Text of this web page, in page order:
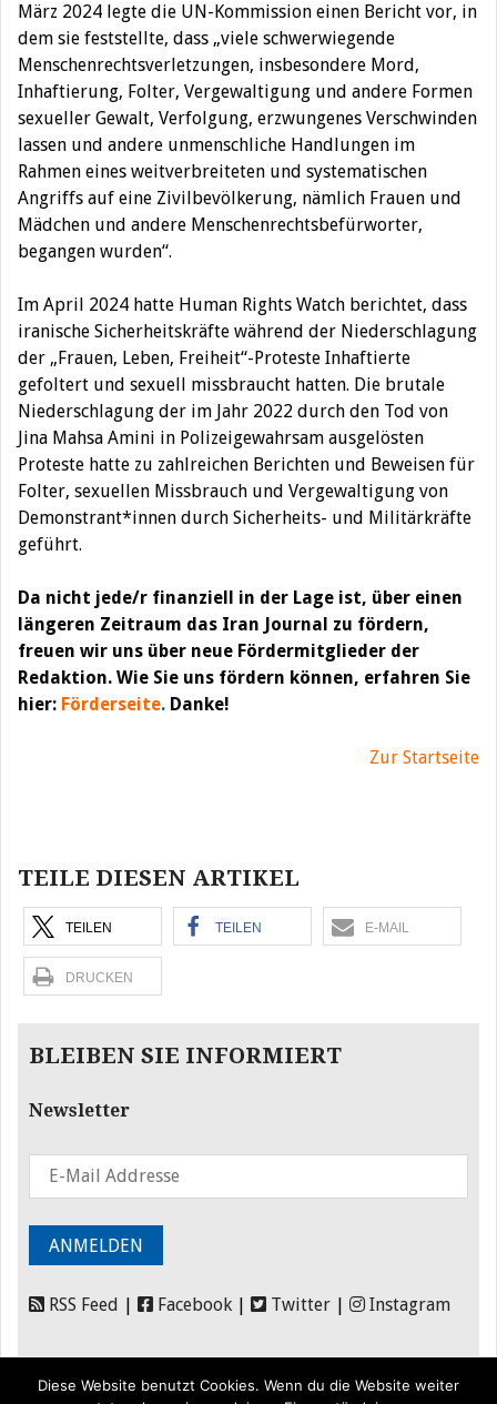
März 2024 legte die UN-Kommission einen Bericht vor, in
dem sie feststellte, dass „viele schwerwiegende
Menschenrechtsverletzungen, insbesondere Mord,
Inhaftierung, Folter, Vergewaltigung und andere Formen
sexueller Gewalt, Verfolgung, erzwungenes Verschwinden
lassen und andere unmenschliche Handlungen im
Rahmen eines weitverbreiteten und systematischen
Angriffs auf eine Zivilbevölkerung, nämlich Frauen und
Mädchen und andere Menschenrechtsbefürworter,
begangen wurden“.
Im April 2024 hatte Human Rights Watch berichtet, dass
iranische Sicherheitskräfte während der Niederschlagung
der „Frauen, Leben, Freiheit“-Proteste Inhaftierte
gefoltert und sexuell missbraucht hatten. Die brutale
Niederschlagung der im Jahr 2022 durch den Tod von
Jina Mahsa Amini in Polizeigewahrsam ausgelösten
Proteste hatte zu zahlreichen Berichten und Beweisen für
Folter, sexuellen Missbrauch und Vergewaltigung von
Demonstrant*innen durch Sicherheits- und Militärkräfte
geführt.
Da nicht jede/r finanziell in der Lage ist, über einen
längeren Zeitraum das Iran Journal zu fördern,
freuen wir uns über neue Fördermitglieder der
Redaktion. Wie Sie uns fördern können, erfahren Sie
hier: Förderseite. Danke!
Zur Startseite
TEILE DIESEN ARTIKEL
TEILEN TEILEN E-MAIL
DRUCKEN
BLEIBEN SIE INFORMIERT
Newsletter
RSS Feed | Facebook | Twitter | Instagram
Diese Website benutzt Cookies. Wenn du die Website weiter